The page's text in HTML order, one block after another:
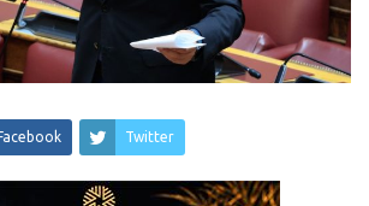
Facebook Twitter